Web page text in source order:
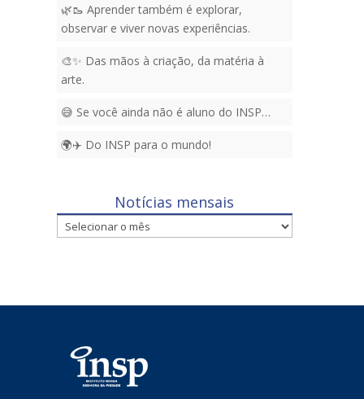
🌿🥾 Aprender também é explorar,
observar e viver novas experiências.
🎨✨ Das mãos à criação, da matéria à
arte.
😅 Se você ainda não é aluno do INSP…
🌍✈️ Do INSP para o mundo!
Notícias mensais
Notícias
mensais